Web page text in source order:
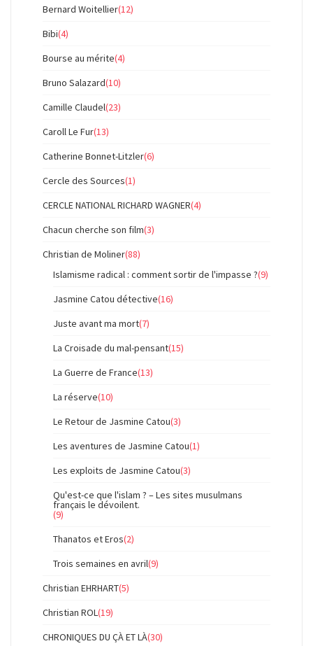
Bernard Woitellier(12)
Bibi(4)
Bourse au mérite(4)
Bruno Salazard(10)
Camille Claudel(23)
Caroll Le Fur(13)
Catherine Bonnet-Litzler(6)
Cercle des Sources(1)
CERCLE NATIONAL RICHARD WAGNER(4)
Chacun cherche son film(3)
Christian de Moliner(88)
Islamisme radical : comment sortir de l'impasse ?(9)
Jasmine Catou détective(16)
Juste avant ma mort(7)
La Croisade du mal-pensant(15)
La Guerre de France(13)
La réserve(10)
Le Retour de Jasmine Catou(3)
Les aventures de Jasmine Catou(1)
Les exploits de Jasmine Catou(3)
Qu'est-ce que l'islam ? – Les sites musulmans
français le dévoilent.
(9)
Thanatos et Eros(2)
Trois semaines en avril(9)
Christian EHRHART(5)
Christian ROL (19)
CHRONIQUES DU ÇÀ ET LÀ(30)